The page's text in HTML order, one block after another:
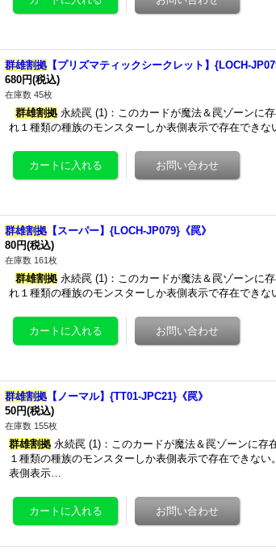
群雄割拠 【プリズマティックシークレット】{LOCH-
680円(税込)
在庫数 45枚
群雄割拠 永続罠 (1)：このカードが魔法＆罠ゾーンに
れ１種類の種族のモンスターしか表側表示で存在でき
群雄割拠 【スーパー】{LOCH-JP079}《罠》
80円(税込)
在庫数 161枚
群雄割拠 永続罠 (1)：このカードが魔法＆罠ゾーンに
れ１種類の種族のモンスターしか表側表示で存在でき
群雄割拠 【ノーマル】{TT01-JPC21}《罠》
50円(税込)
在庫数 155枚
群雄割拠 永続罠 (1)：このカードが魔法＆罠ゾーンに
１種類の種族のモンスターしか表側表示で存在できな
表側表示…